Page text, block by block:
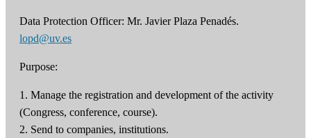
Data Protection Officer: Mr. Javier Plaza Penadés.
lopd@uv.es
Purpose:
1. Manage the registration and development of the activity
(Congress, conference, course).
2. Send to companies, institutions.